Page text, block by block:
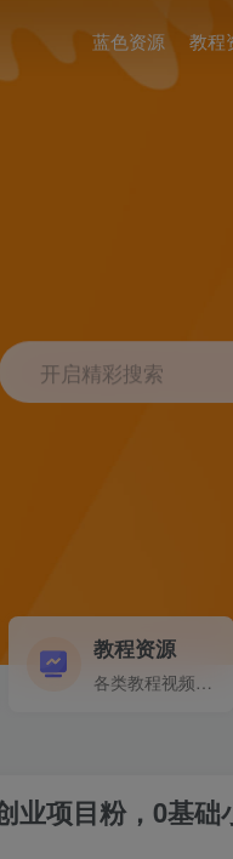
蓝色资源 教程
开启精彩搜索
教程资源
各类教程视频音频等资源...
业项目粉，0基础